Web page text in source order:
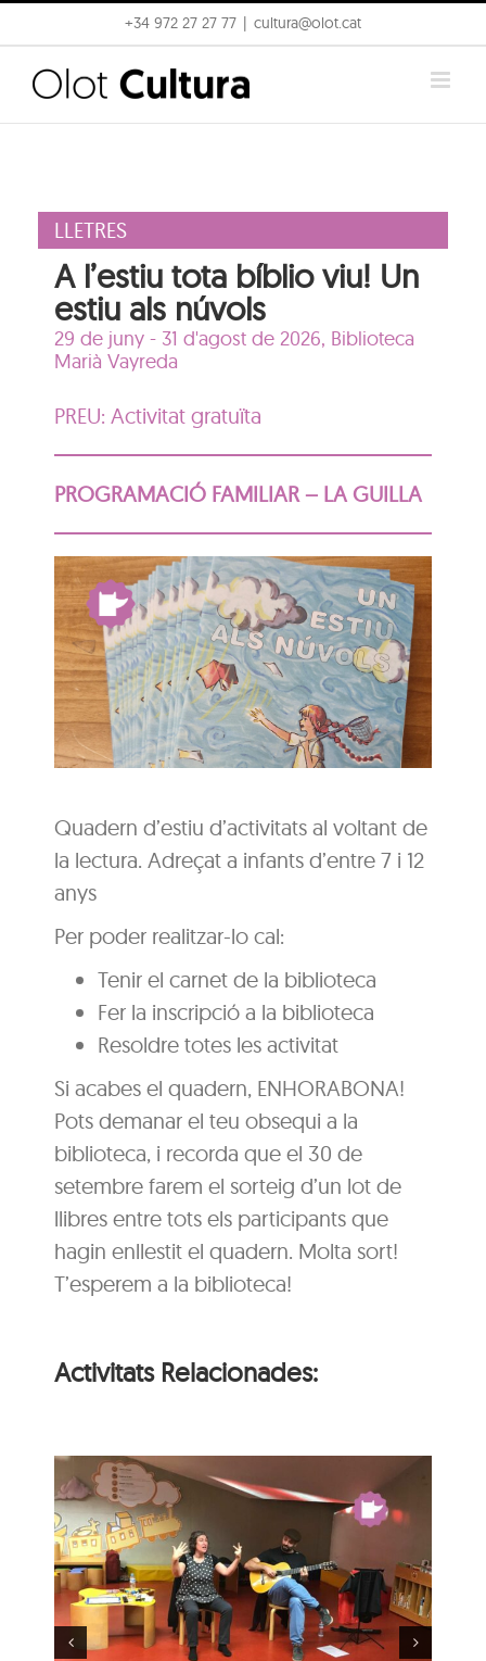
to
content
+34 972 27 27 77 cultura@olot.cat
LLETRES
A l’estiu tota bíblio viu! Un
estiu als núvols
29 de juny - 31 d'agost de 2026, Biblioteca
Marià Vayreda
PREU: Activitat gratuïta
PROGRAMACIÓ FAMILIAR – LA GUILLA
Quadern d’estiu d’activitats al voltant de
la lectura. Adreçat a infants d’entre 7 i 12
anys
Per poder realitzar-lo cal:
Tenir el carnet de la biblioteca
Fer la inscripció a la biblioteca
Resoldre totes les activitat
Si acabes el quadern, ENHORABONA!
Pots demanar el teu obsequi a la
biblioteca, i recorda que el 30 de
setembre farem el sorteig d’un lot de
llibres entre tots els participants que
hagin enllestit el quadern. Molta sort!
T’esperem a la biblioteca!
Activitats Relacionades:
Hora del conte per a
nadons: La festa
d’aniversari